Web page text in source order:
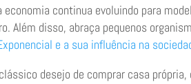
economia continua evoluindo para
Além disso, abraça pequenos
e a sua influência na
desejo de comprar casa